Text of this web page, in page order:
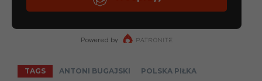
TAGS ANTONI BUGAJSKI
POLSKA PIŁKA